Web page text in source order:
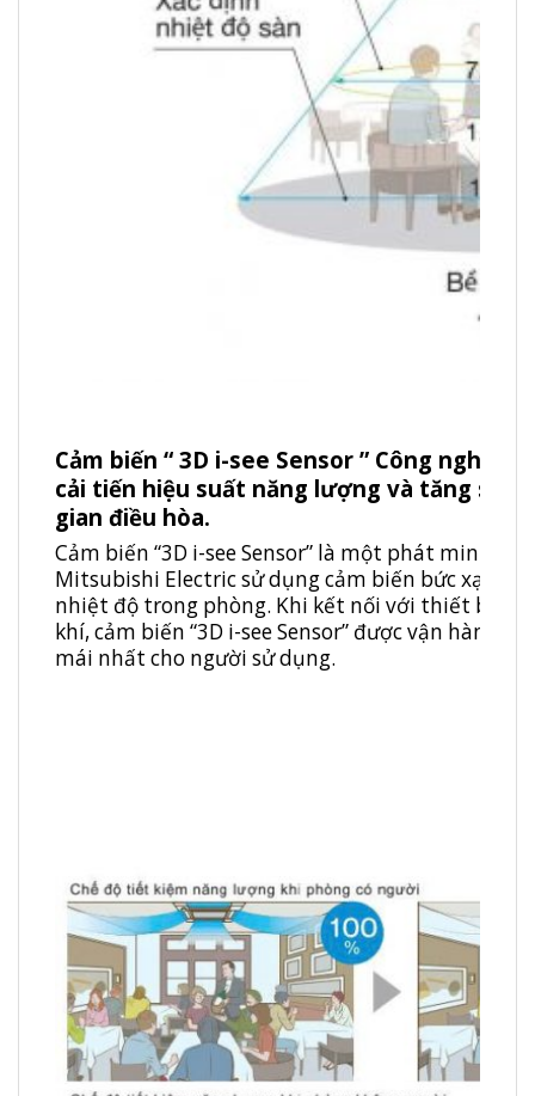
Cảm biến “ 3D i-see Sensor ” Công nghệ
cải tiến hiệu suất năng lượng và tăng sự
gian điều hòa.
Cảm biến “3D i-see Sensor” là một phát minh
Mitsubishi Electric sử dụng cảm biến bức xạ
nhiệt độ trong phòng. Khi kết nối với thiết bị
khí, cảm biến “3D i-see Sensor” được vận hành
mái nhất cho người sử dụng.